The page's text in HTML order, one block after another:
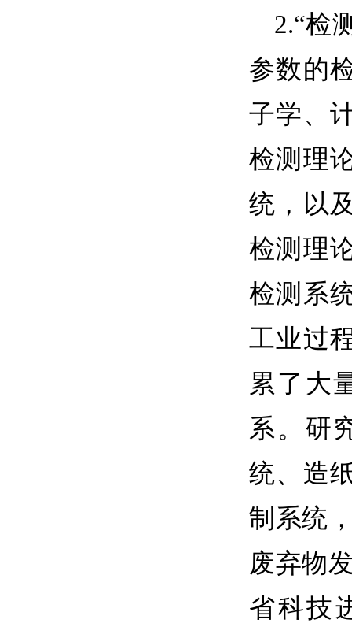
2.“检
参数的
子学、
检测理
统，以
检测理
检测系
工业过
累了大
系。研
统、造
制系统
废弃物
省科技